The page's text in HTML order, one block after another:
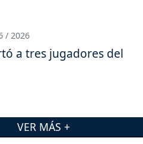
/ 2026
a tres jugadores del
VER MÁS +